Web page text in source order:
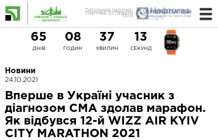
Титульний партнер
Ліги
65
ДНІВ
08
ГОДИН
37
ХВИЛИН
11
СЕКУНД
Новини
24.10.2021
Вперше в Україні учасник з
діагнозом СМА здолав марафон.
Як відбувся 12-й WIZZ AIR KYIV
CITY MARATHON 2021